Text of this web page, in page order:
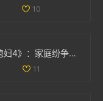
10
《好媳妇4》：家庭纷争与亲情考验交织的真实生活故事
11